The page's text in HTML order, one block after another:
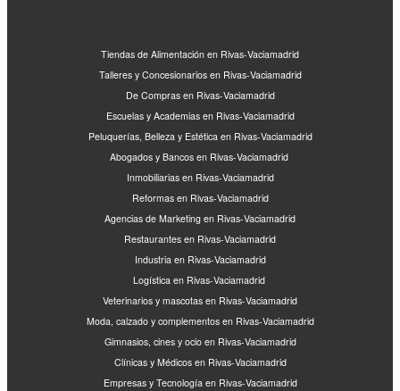
Tiendas de Alimentación en Rivas-Vaciamadrid
Talleres y Concesionarios en Rivas-Vaciamadrid
De Compras en Rivas-Vaciamadrid
Escuelas y Academias en Rivas-Vaciamadrid
Peluquerías, Belleza y Estética en Rivas-Vaciamadrid
Abogados y Bancos en Rivas-Vaciamadrid
Inmobiliarias en Rivas-Vaciamadrid
Reformas en Rivas-Vaciamadrid
Agencias de Marketing en Rivas-Vaciamadrid
Restaurantes en Rivas-Vaciamadrid
Industria en Rivas-Vaciamadrid
Logística en Rivas-Vaciamadrid
Veterinarios y mascotas en Rivas-Vaciamadrid
Moda, calzado y complementos en Rivas-Vaciamadrid
Gimnasios, cines y ocio en Rivas-Vaciamadrid
Clínicas y Médicos en Rivas-Vaciamadrid
Empresas y Tecnología en Rivas-Vaciamadrid